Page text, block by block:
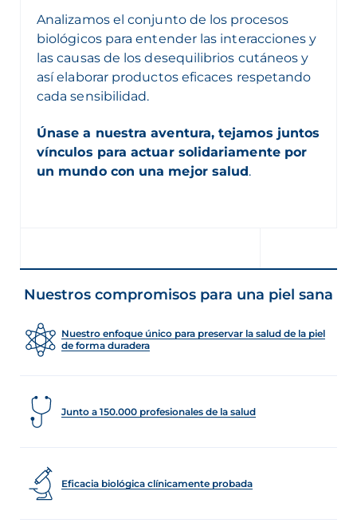
Analizamos el conjunto de los procesos
biológicos para entender las interacciones y
las causas de los desequilibrios cutáneos y
así elaborar productos eficaces respetando
cada sensibilidad.
Únase a nuestra aventura, tejamos juntos
vínculos para actuar solidariamente por
un mundo con una mejor salud.
Nuestros compromisos para una piel sana
Nuestro enfoque único para preservar la salud de la piel
de forma duradera
Junto a 150.000 profesionales de la salud
Eficacia biológica clínicamente probada